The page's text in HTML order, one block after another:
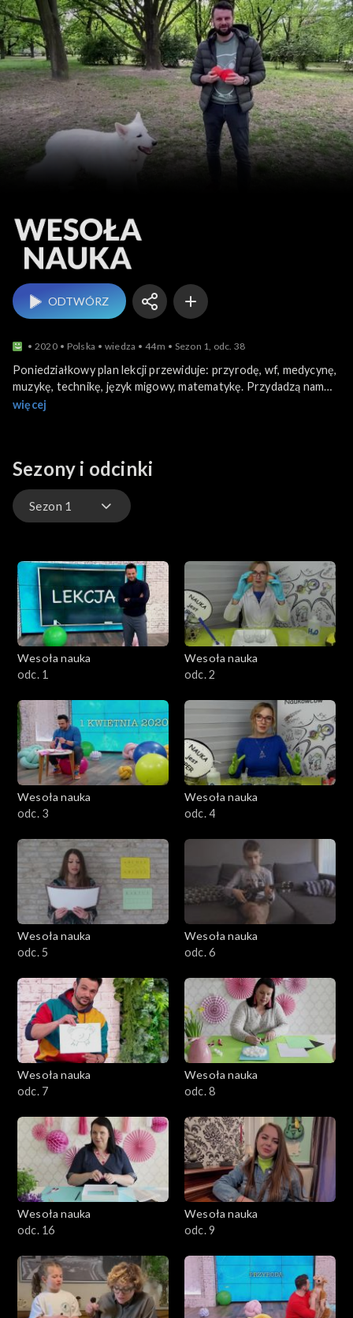
Wesoła nauka
ODTWÓRZ
2020 Polska wiedza 44m Sezon 1, odc. 38
Poniedziałkowy plan lekcji przewiduje: przyrodę, wf, medycynę,
muzykę, technikę, język migowy, matematykę. Przydadzą nam
się m.in. puste butelki plastikowe po wodzie, kredki, ołówki,
poznamy przepis na pyszne gofry.
więcej
Sezony i odcinki
Sezon 1
Wesoła nauka
odc. 1
Wesoła nauka
odc. 2
Wesoła nauka
odc. 3
Wesoła nauka
odc. 4
Wesoła nauka
odc. 5
Wesoła nauka
odc. 6
Wesoła nauka
odc. 7
Wesoła nauka
odc. 8
Wesoła nauka
odc. 16
Wesoła nauka
odc. 9